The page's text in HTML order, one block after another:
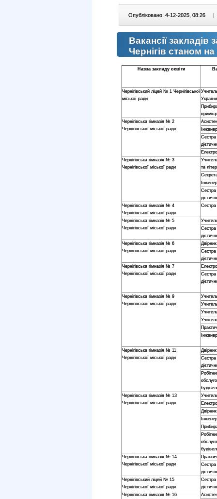
Опубліковано: 4-12-2025, 08:26 |
Вакансії закладів
Чернігів станом
Назва закладу освіти
Чернігівський ліцей № 1 Чернігівської
міської ради
Чернігівська гімназія № 2
Чернігівської міської ради
Сестра
Чернігівська гімназія № 3
Чернігівської міської ради
та
Сестра
Чернігівська гімназія № 4
Чернігівської міської ради
Сестра
Чернігівська гімназія № 5
Чернігівської міської ради
Сестра
Чернігівська гімназія № 6
Чернігівської міської ради
Двірник
Сестра
Чернігівська гімназія № 7
Чернігівської міської ради
Сестра
Чернігівська гімназія № 9
Чернігівської міської ради
Чернігівська гімназія № 11
Чернігівської міської ради
Двірник
Сестра
Чернігівська гімназія № 13
Чернігівської міської ради
Двірник
Чернігівська гімназія № 14
Чернігівської міської ради
Сестра
Чернігівський ліцей № 15
Чернігівської міської ради
Сестра
Чернігівська гімназія № 16